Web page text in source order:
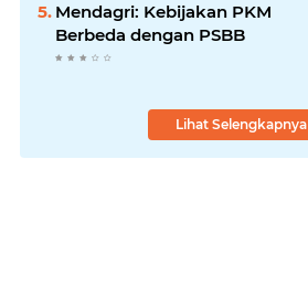
Mendagri: Kebijakan PKM
Berbeda dengan PSBB
Lihat Selengkapnya